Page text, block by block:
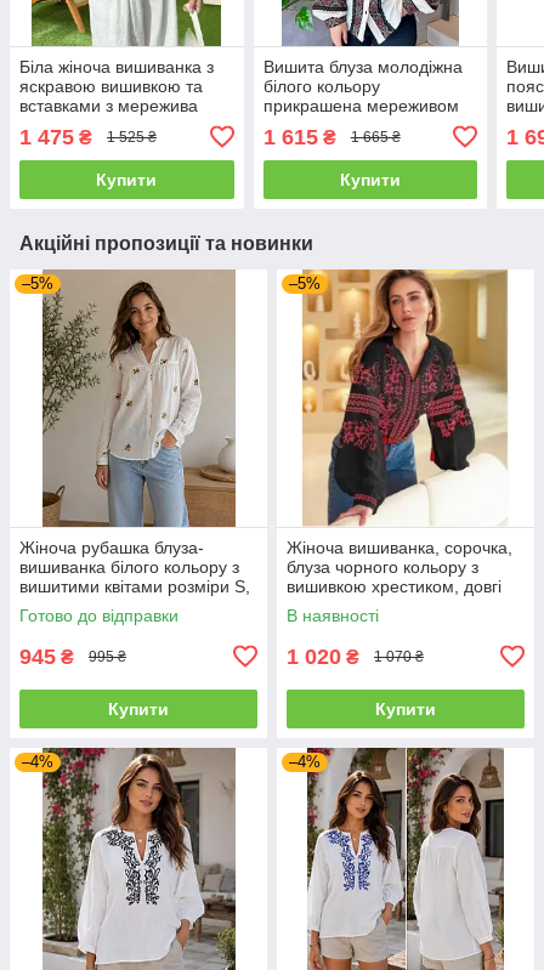
Біла жіноча вишиванка з
яскравою вишивкою та
вставками з мережива
1 475 ₴ 1 525 ₴
Купити
Вишита блуза молодіжна
білого кольору
прикрашена мереживом
та вишивкою розміри S, M,
L.
1 615₴ 1 665 ₴
Купити
1
Акційні пропозиції та новинки
–5%
Жіноча рубашка блуза-
вишиванка білого кольору з
вишитими квітами розміри S,
M
Готово до відправки
945 ₴ 995 ₴
Купити
–5%
Жіноча вишиванка, сорочка,
блуза чорного кольору з
вишивкою хрестиком, довгі
рукави розміри S, M, L
В наявності
1 020 ₴ 1 070 ₴
Купити
–4% –4%